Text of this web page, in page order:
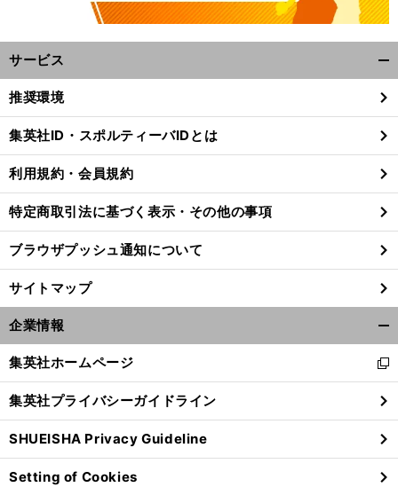
サービス
閉
る
推奨環境
集英社ID・スポルティーバIDとは
利用規約・会員規約
特定商取引法に基づく表示・その他の事項
ブラウザプッシュ通知について
サイトマップ
企業情報
閉
る
集英社ホームページ
新
し
い
ウ
ィ
ン
ド
集英社プライバシーガイドライン
SHUEISHA Privacy Guideline
Setting of Cookies